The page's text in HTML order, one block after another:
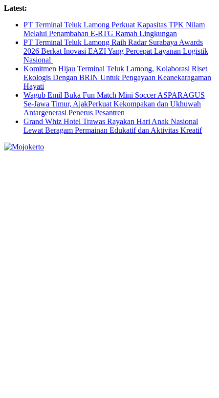
Skip
content
Latest:
PT Terminal Teluk Lamong Perkuat Kapasitas TPK Nilam
Melalui Penambahan E-RTG Ramah Lingkungan
PT Terminal Teluk Lamong Raih Radar Surabaya Awards
2026 Berkat Inovasi EAZI Yang Percepat Layanan Logistik
Nasional
Komitmen Hijau Terminal Teluk Lamong, Kolaborasi Riset
Ekologis Dengan BRIN Untuk Pengayaan Keanekaragaman
Hayati
Wagub Emil Buka Fun Match Mini Soccer ASPARAGUS
Se-Jawa Timur, AjakPerkuat Kekompakan dan Ukhuwah
Antargenerasi Penerus Pesantren
Grand Whiz Hotel Trawas Rayakan Hari Anak Nasional
Lewat Beragam Permainan Edukatif dan Aktivitas Kreatif